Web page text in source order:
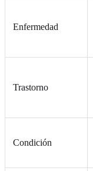
Enfermedad
Trastorno
Condición